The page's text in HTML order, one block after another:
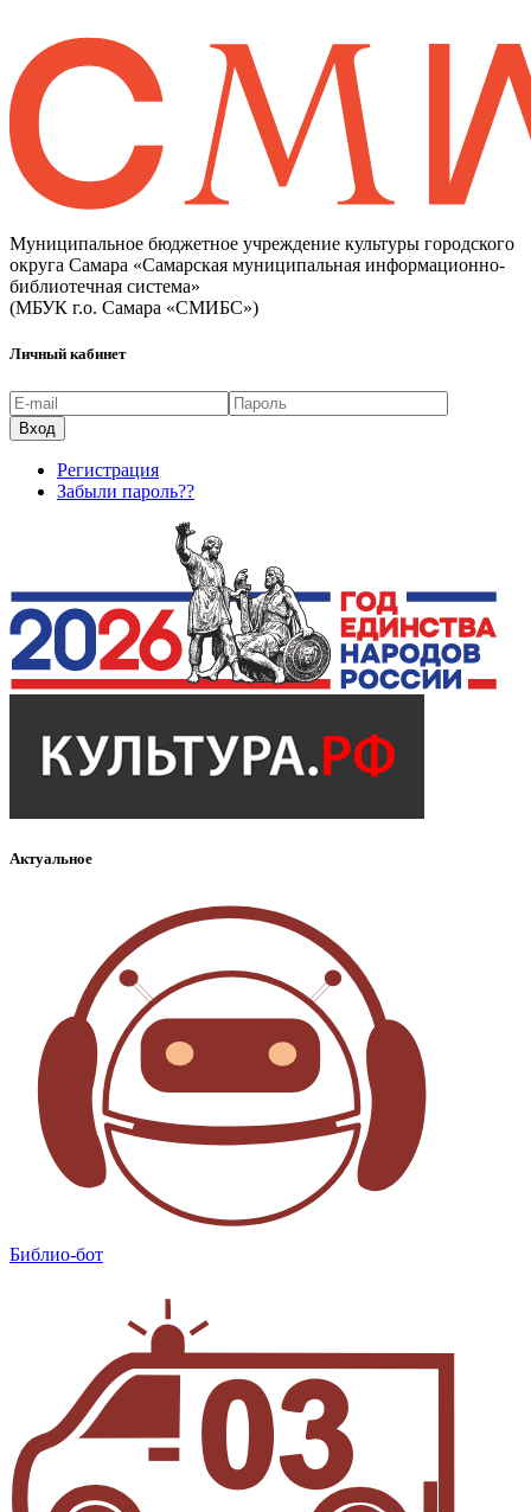
Муниципальное бюджетное учреждение культуры городского
округа Самара «Самарская муниципальная информационно-
библиотечная система»
(МБУК г.о. Самара «СМИБС»)
Личный кабинет
Регистрация
Забыли пароль??
Актуальное
Библио-бот